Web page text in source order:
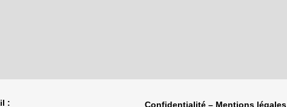
: Confidentialité – Mentions légales